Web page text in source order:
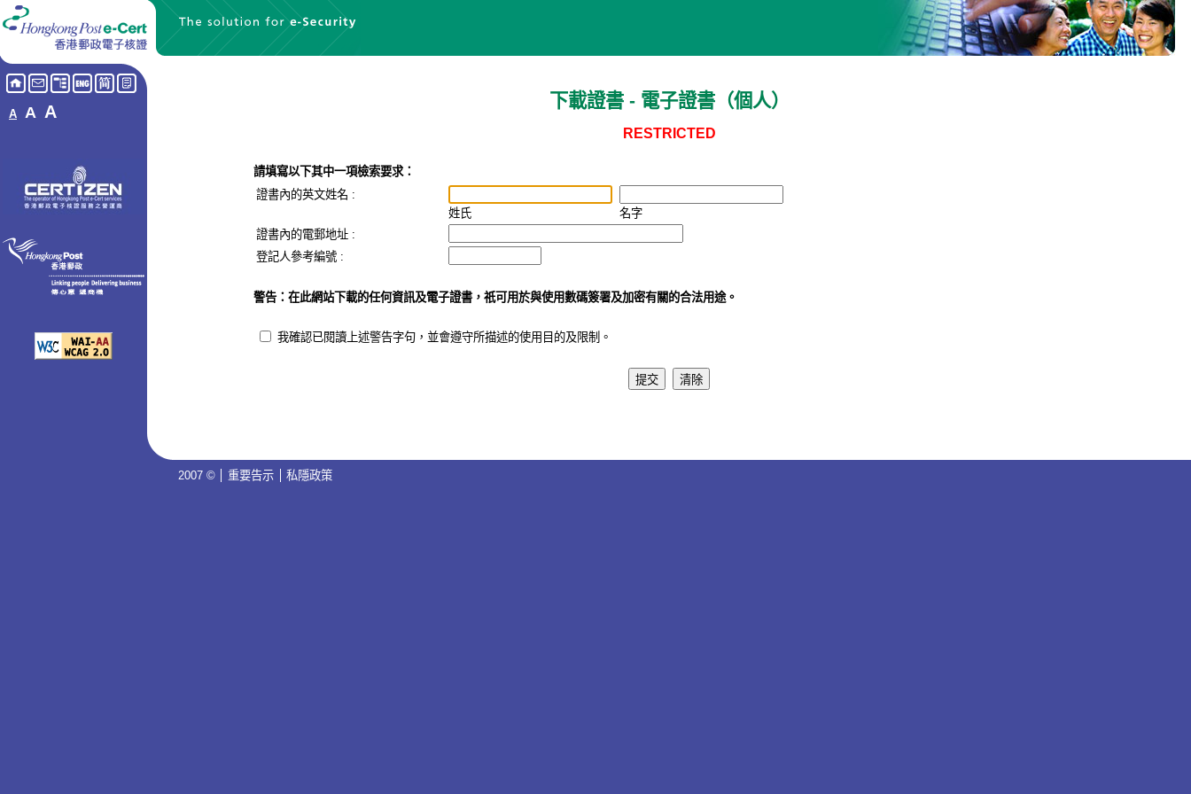
A A A 下載證書 - 電子證書（個人）
RESTRICTED
請填寫以下其中一項檢索要求：
證書內的英文姓名 :
姓氏
名字
證書內的電郵地址:
登記人參考編號:
警告：在此網站下載的任何資訊及電子證書，祇可用於與使用數碼簽署及加密有關的合法用途。
我確認已閱讀上述警告字句，並會遵守所描述的使用目的及限制。
2007 © 重要告示 私隱政策